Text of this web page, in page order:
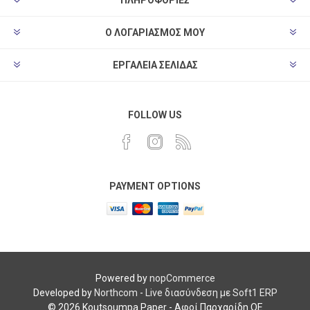
Ο ΛΟΓΑΡΙΑΣΜΌΣ ΜΟΥ
ΕΡΓΑΛΕΊΑ ΣΕΛΊΔΑΣ
FOLLOW US
PAYMENT OPTIONS
Powered bynopCommerce
Developed by Northcom -
Live διασύνδεση με Soft1 ERP
© 2026 Koutsoumpa Paper - Αφοί Παρχαρίδη ΟΕ